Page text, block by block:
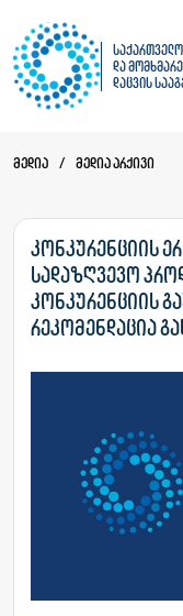
და
დაცვის
მედია / მედია არქივი
კონკურენციის
სადაზღვევო
კონკურენციის
რეკომენდაცია